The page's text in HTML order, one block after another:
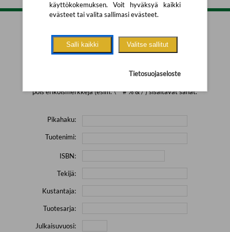
Tarkennettu haku
pois erikoismerkkejä (esim. \' " # % & / ) sisältävät sanat.
Pikahaku:
Tuotenimi:
ISBN:
Tekijä:
Kustantaja:
Tuotesarja:
Julkaisuvuosi:
käyttökokemuksen. Voit hyväksyä kaikki
evästeet tai valita sallimasi evästeet.
Salli kaikki Valitse sallitut
Tietosuojaseloste